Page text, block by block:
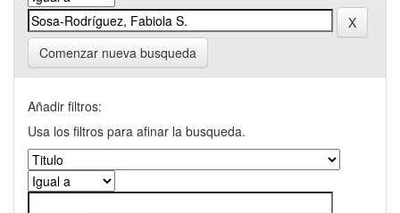
Comenzar nueva busqueda
Añadir filtros:
Usa los filtros para afinar la busqueda.